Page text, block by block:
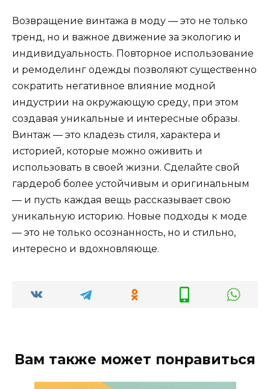
Возвращение винтажа в моду — это не только
тренд, но и важное движение за экологию и
индивидуальность. Повторное использование
и ремоделинг одежды позволяют существенно
сократить негативное влияние модной
индустрии на окружающую среду, при этом
создавая уникальные и интересные образы.
Винтаж — это кладезь стиля, характера и
историей, которые можно оживить и
использовать в своей жизни. Сделайте свой
гардероб более устойчивым и оригинальным
— и пусть каждая вещь рассказывает свою
уникальную историю. Новые подходы к моде
— это не только осознанность, но и стильно,
интересно и вдохновляюще.
Вам также может понравиться